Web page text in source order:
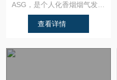
ASG，是个人化香烟烟气发生
器，其结构灵巧易操维护，...
查看详情